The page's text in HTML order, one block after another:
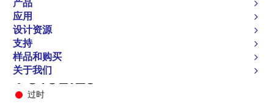
产品
应用
设计资源
支持
样品和购买
关于我们
7016L12J
过时